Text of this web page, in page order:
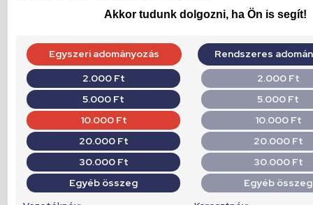
Akkor tudunk dolgozni, ha Ön is segít!